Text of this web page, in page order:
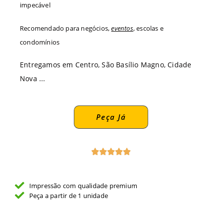
impecável
Recomendado para negócios,eventos, escolas e
condomínios
Entregamos em Centro, São Basílio Magno, Cidade
Nova ...
Peça Já
Impressão com qualidade premium
Peça a partir de 1 unidade